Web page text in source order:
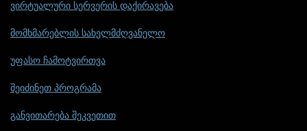
ვირტუალური სერვერის დაქირავება
მომხმარებლის სახელმძღვანელო
უფასო ჩამოტვირთვა
შეიძინეთ პროგრამა
განვითარება შეკვეთით